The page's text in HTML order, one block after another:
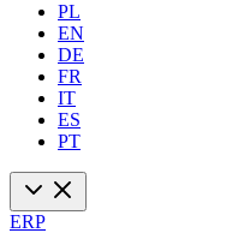
PL
EN
DE
FR
IT
ES
PT
ERP